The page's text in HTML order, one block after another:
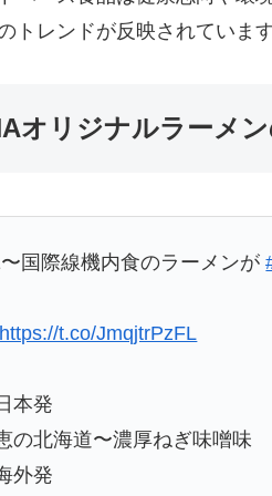
トレンドが反映されています
オリジナルラーメ
国際線機内食のラーメンが
https://t.co/JmqjtrPzFL
本発
の北海道〜濃厚ねぎ味噌味
外発